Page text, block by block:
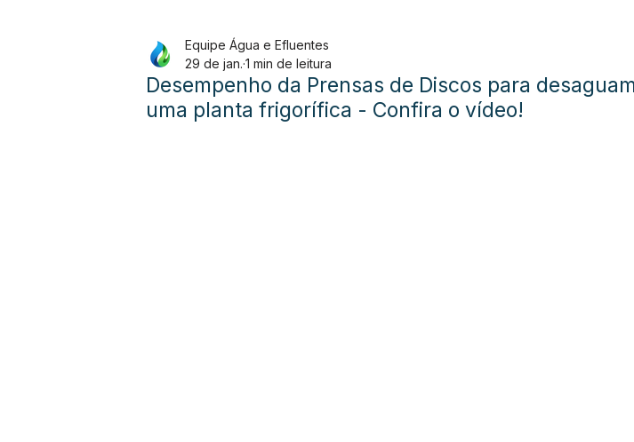
EQUIPAMENTOS CURSOS
Desempenho da Prensas de Discos para
uma planta frigorífica - Confira o vídeo!
Equipe Água e Efluentes
29 de jan. 1 min de leitura